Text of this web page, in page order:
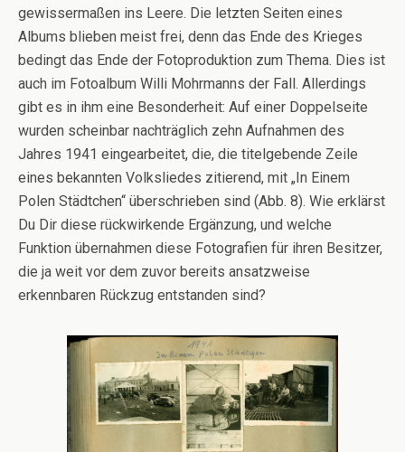
gewissermaßen ins Leere. Die letzten Seiten eines
Albums blieben meist frei, denn das Ende des Krieges
bedingt das Ende der Fotoproduktion zum Thema. Dies ist
auch im Fotoalbum Willi Mohrmanns der Fall. Allerdings
gibt es in ihm eine Besonderheit: Auf einer Doppelseite
wurden scheinbar nachträglich zehn Aufnahmen des
Jahres 1941 eingearbeitet, die, die titelgebende Zeile
eines bekannten Volksliedes zitierend, mit „In Einem
Polen Städtchen“ überschrieben sind (Abb. 8). Wie erklärst
Du Dir diese rückwirkende Ergänzung, und welche
Funktion übernahmen diese Fotografien für ihren Besitzer,
die ja weit vor dem zuvor bereits ansatzweise
erkennbaren Rückzug entstanden sind?